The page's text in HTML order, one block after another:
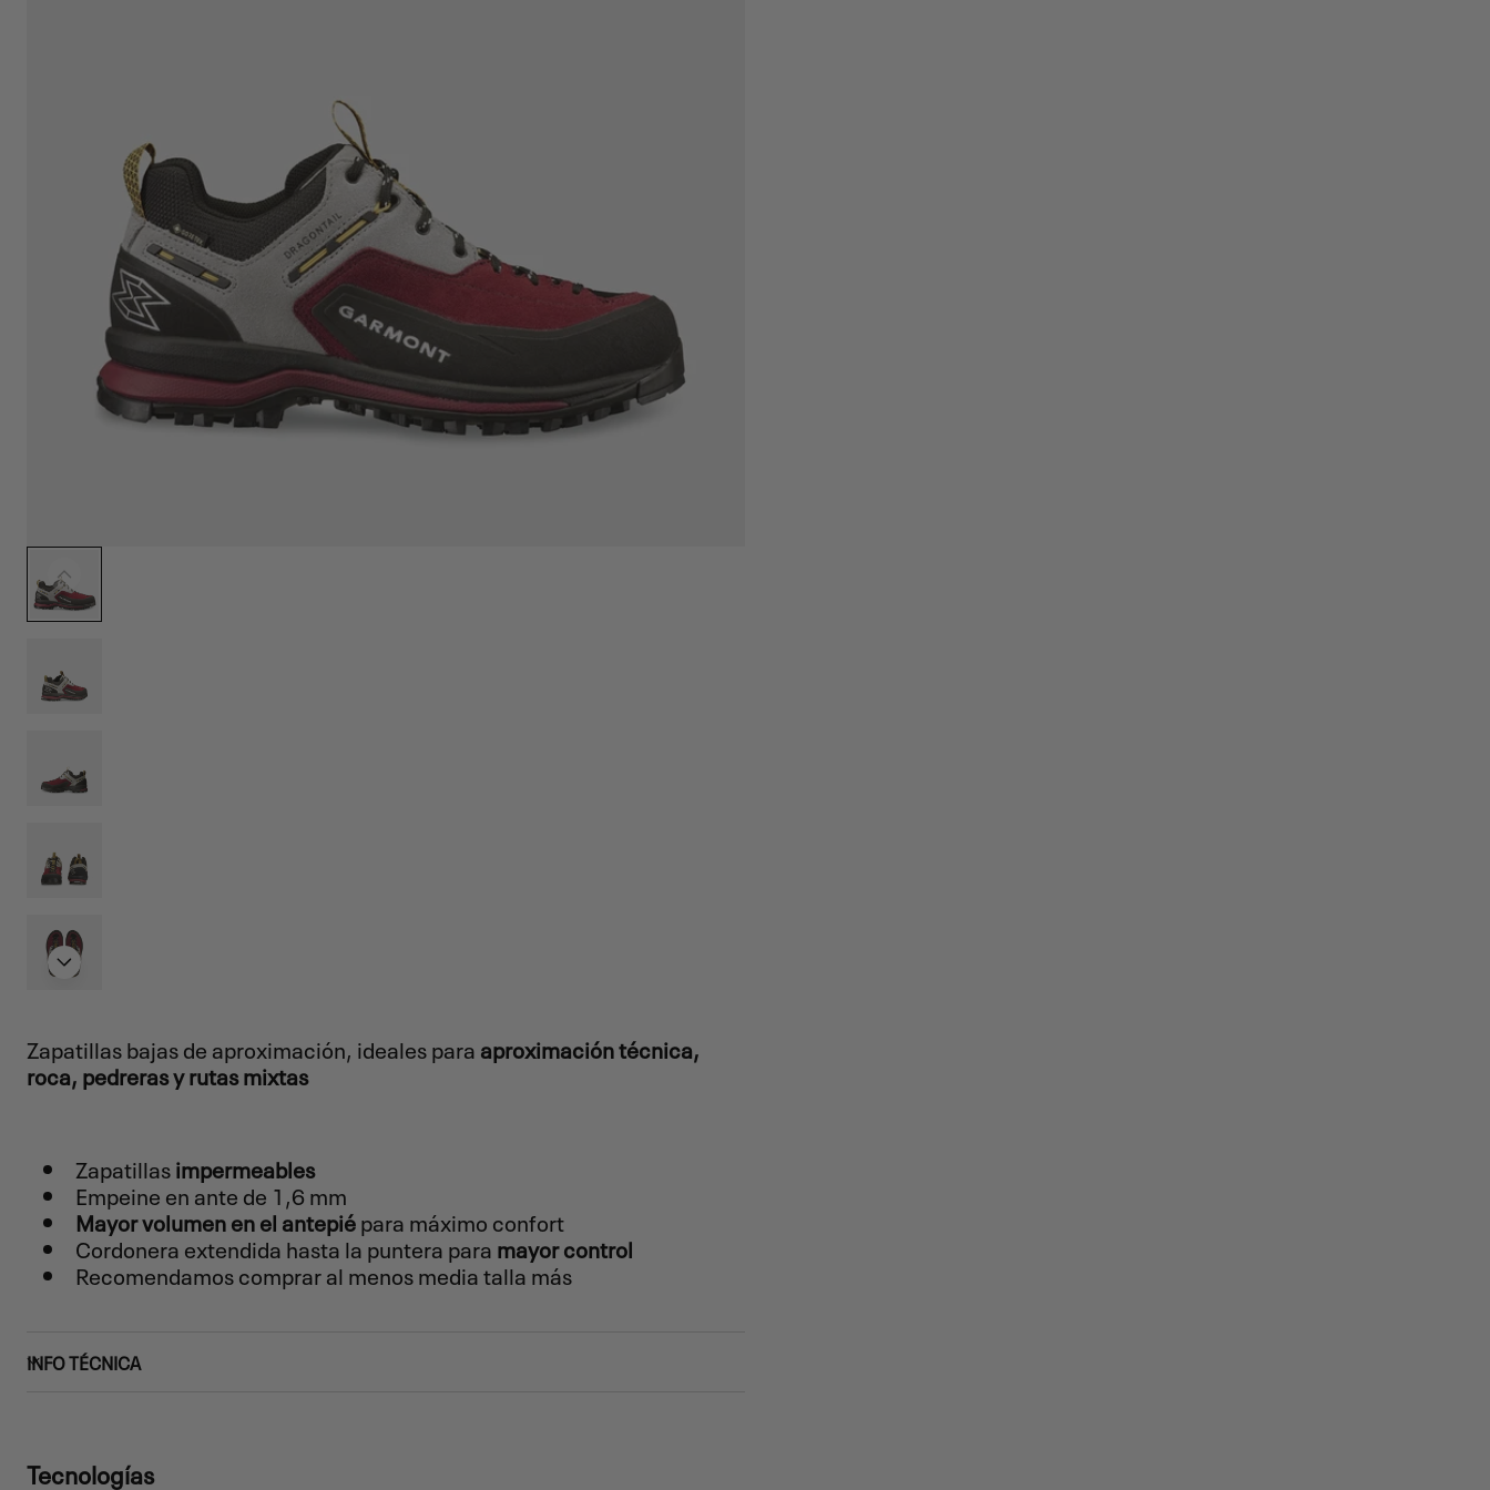
Zapatillas bajas de aproximación, ideales para aproximación técnica,
roca, pedreras y rutas mixtas
Zapatillasimpermeables
Empeine en ante de 1,6 mm
Mayor volumen en el antepiépara máximo confort
Cordonera extendida hasta la puntera para mayor control
Recomendamos comprar al menos media talla más
INFO TÉCNICA
Tecnologías